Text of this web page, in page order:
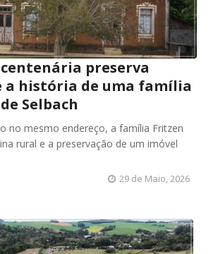
centenária preserva
a história de uma família
Selbach
no mesmo endereço, a família Fritzen
rural e a preservação de um imóvel
29 de Maio, 2026